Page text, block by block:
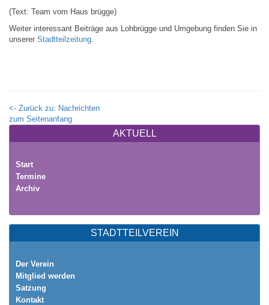
AKTUELL
Start
Termine
Archiv
STADTTEILVEREIN
Der Verein
Mitglied werden
Satzung
Kontakt
(Text: Team vom Haus brügge)
Weiter interessant Beiträge aus Lohbrügge und Umgebung finden Sie in
unserer Stadtteilzeitung.
<- Zurück zu: Nachrichten
zum Seitenanfang